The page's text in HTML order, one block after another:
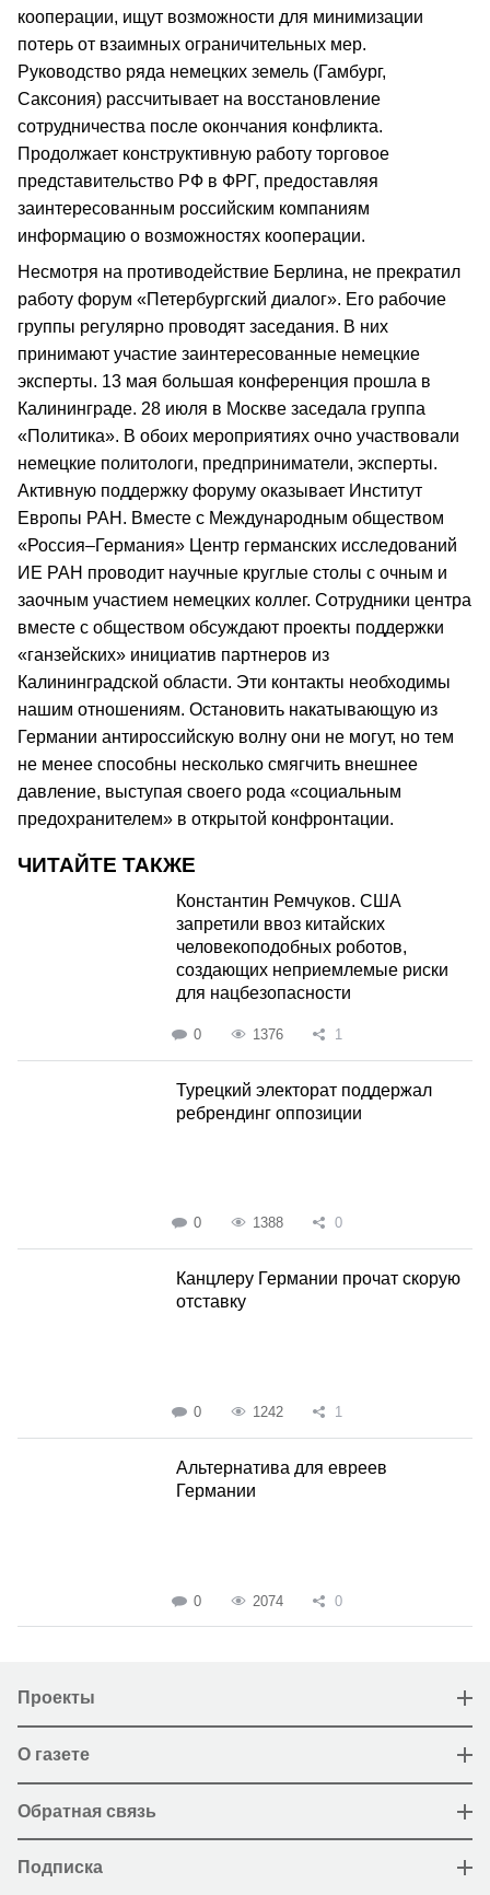
кооперации, ищут возможности для минимизации
потерь от взаимных ограничительных мер.
Руководство ряда немецких земель (Гамбург,
Саксония) рассчитывает на восстановление
сотрудничества после окончания конфликта.
Продолжает конструктивную работу торговое
представительство РФ в ФРГ, предоставляя
заинтересованным российским компаниям
информацию о возможностях кооперации.
Несмотря на противодействие Берлина, не прекратил
работу форум «Петербургский диалог». Его рабочие
группы регулярно проводят заседания. В них
принимают участие заинтересованные немецкие
эксперты. 13 мая большая конференция прошла в
Калининграде. 28 июля в Москве заседала группа
«Политика». В обоих мероприятиях очно участвовали
немецкие политологи, предприниматели, эксперты.
Активную поддержку форуму оказывает Институт
Европы РАН. Вместе с Международным обществом
«Россия–Германия» Центр германских исследований
ИЕ РАН проводит научные круглые столы с очным и
заочным участием немецких коллег. Сотрудники центра
вместе с обществом обсуждают проекты поддержки
«ганзейских» инициатив партнеров из
Калининградской области. Эти контакты необходимы
нашим отношениям. Остановить накатывающую из
Германии антироссийскую волну они не могут, но тем
не менее способны несколько смягчить внешнее
давление, выступая своего рода «социальным
предохранителем» в открытой конфронтации.
ЧИТАЙТЕ ТАКЖЕ
Константин Ремчуков. США
запретили ввоз китайских
человекоподобных роботов,
создающих неприемлемые риски
для нацбезопасности
0 1376 1
Турецкий электорат поддержал
ребрендинг оппозиции
0 1388 0
Канцлеру Германии прочат скорую
отставку
0 1242 1
Альтернатива для евреев
Германии
0 2074 0
Проекты
О газете
Обратная связь
Подписка